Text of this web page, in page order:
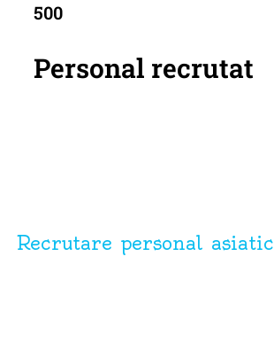
500
Personal recrutat
Recrutare personal asiatic